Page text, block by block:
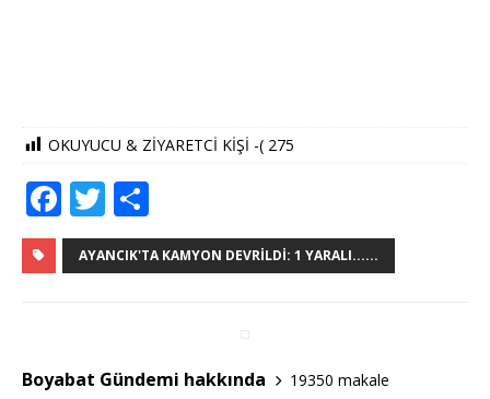
OKUYUCU & ZİYARETCİ KİŞİ -( 275
F
a
c
o
T
w
it
h
ar
AYANCIK'TA KAMYON DEVRILDI: 1 YARALI......
Boyabat Gündemi hakkında
19350 makale